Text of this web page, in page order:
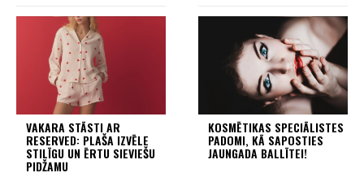
VAKARA STĀSTI AR
RESERVED: PLAŠA IZVĒLE
STILĪGU UN ĒRTU SIEVIEŠU
PIDŽAMU
KOSMĒTIKAS SPECIĀLISTES
PADOMI, KĀ SAPOSTIES
JAUNGADA BALLĪTEI!